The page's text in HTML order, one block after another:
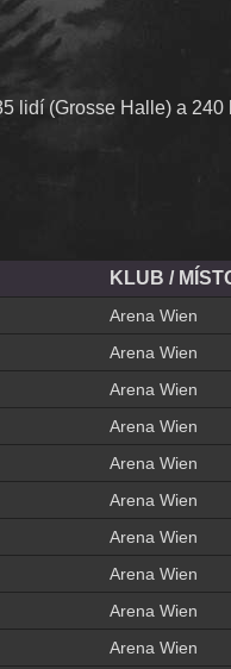
lidí (Grosse Halle) a 240
KLUB /
Arena Wien
Arena Wien
Arena Wien
Arena Wien
Arena Wien
Arena Wien
Arena Wien
Arena Wien
Arena Wien
Arena Wien